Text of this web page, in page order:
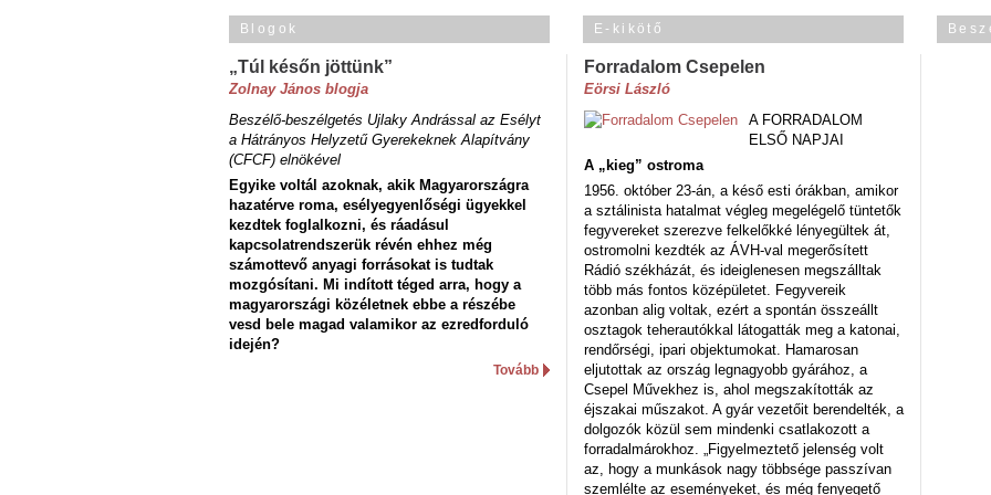
Blogok
„Túl későn jöttünk”
Zolnay János blogja
Beszélő-beszélgetés Ujlaky Andrással az Esélyt
a Hátrányos Helyzetű Gyerekeknek Alapítvány
(CFCF) elnökével
Egyike voltál azoknak, akik Magyarországra
hazatérve roma, esélyegyenlőségi ügyekkel
kezdtek foglalkozni, és ráadásul
kapcsolatrendszerük révén ehhez még
számottevő anyagi forrásokat is tudtak
mozgósítani. Mi indított téged arra, hogy a
magyarországi közéletnek ebbe a részébe
vesd bele magad valamikor az ezredforduló
idején?
Tovább
E-kikötő
Forradalom Csepelen
Eörsi László
A FORRADALOM
ELSŐ NAPJAI
A „kieg” ostroma
1956. október 23-án, a késő esti órákban, amikor
a sztálinista hatalmat végleg megelégelő tüntetők
fegyvereket szerezve felkelőkké lényegültek át,
ostromolni kezdték az ÁVH-val megerősített
Rádió székházát, és ideiglenesen megszálltak
több más fontos középületet. Fegyvereik
azonban alig voltak, ezért a spontán összeállt
osztagok teherautókkal látogatták meg a katonai,
rendőrségi, ipari objektumokat. Hamarosan
eljutottak az ország legnagyobb gyárához, a
Csepel Művekhez is, ahol megszakították az
éjszakai műszakot. A gyár vezetőit berendelték, a
dolgozók közül sem mindenki csatlakozott a
forradalmárokhoz. „Figyelmeztető jelenség volt
az, hogy a munkások nagy többsége passzívan
szemlélte az eseményeket, és még fenyegető